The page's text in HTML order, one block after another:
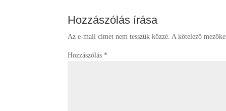
Hozzászólás írása
Az e-mail címet nem tesszük közzé. A kötelező
Hozzászólás *